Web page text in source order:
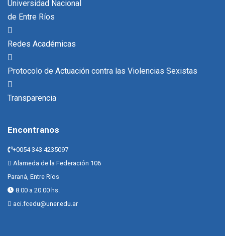
Universidad Nacional
de Entre Ríos
Redes Académicas
Protocolo de Actuación contra las Violencias Sexistas
Transparencia
Encontranos
+0054 343 4235097
Alameda de la Federación 106
Paraná, Entre Ríos
8.00 a 20.00 hs.
aci.fcedu@uner.edu.ar